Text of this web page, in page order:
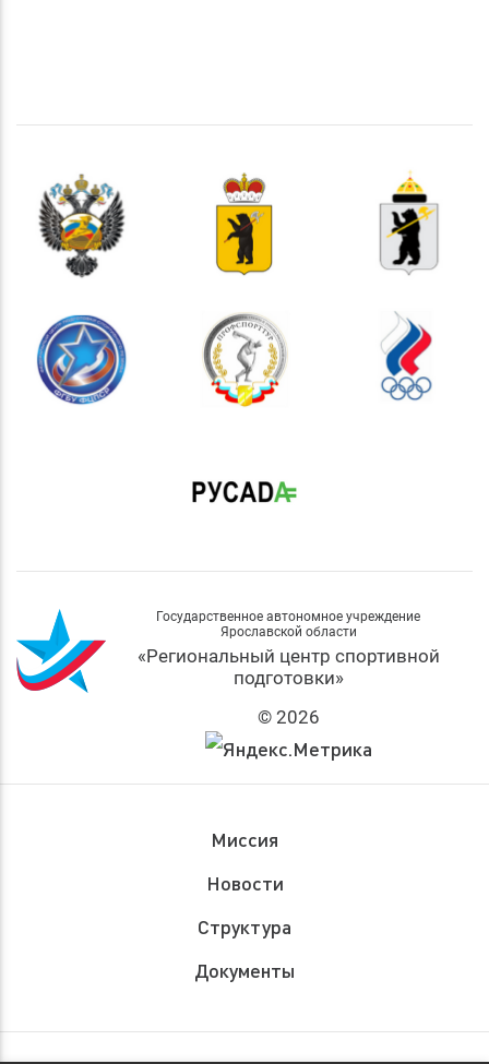
Государственное автономное учреждение
Ярославской области
«Региональный центр спортивной
подготовки»
© 2026
Миссия
Новости
Структура
Документы